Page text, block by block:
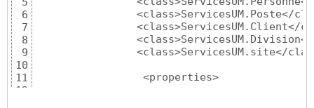
6
7
8
9
10
11
12